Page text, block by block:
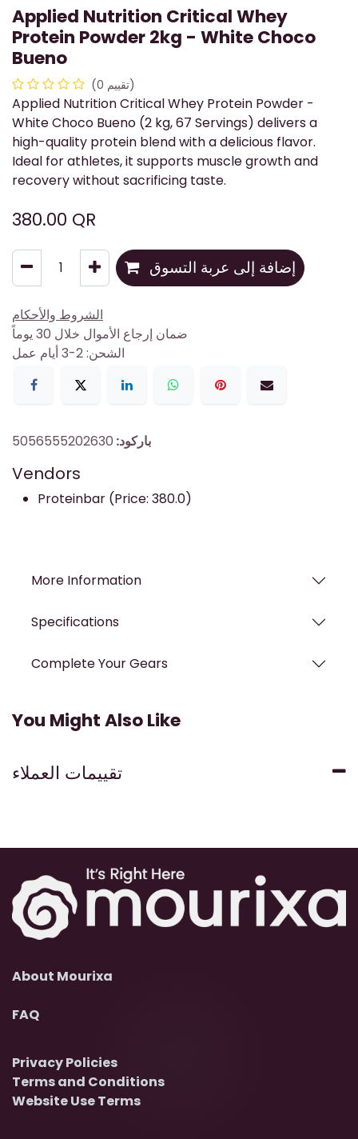
Applied Nutrition Critical Whey
Protein Powder 2kg - White Choco
Bueno
(تقييم 0)
Applied Nutrition Critical Whey Protein Powder -
White Choco Bueno (2 kg, 67 Servings) delivers a
high-quality protein blend with a delicious flavor.
Ideal for athletes, it supports muscle growth and
recovery without sacrificing taste.
380.00 QR
إضافة إلى عربة التسوق
الشروط والأحكام
ضمان إرجاع الأموال خلال 30 يوماً
الشحن: 2-3 أيام عمل
باركود: 5056555202630
Vendors
Proteinbar (Price: 380.0)
More Information
Specifications
Complete Your Gears
You Might Also Like
تقييمات العملاء
About Mourixa
FAQ
Privacy Policies
Terms and Conditions
Website Use Terms